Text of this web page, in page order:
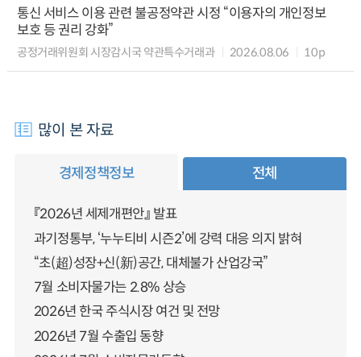
통신 서비스 이용 관련 불공정약관 시정 “이용자의 개인정보
보호 등 권리 강화”
공정거래위원회 시장감시국 약관특수거래과 2026.08.06 10p
많이 본 자료
경제정책정보 전체
『2026년 세제개편안』 발표
과기정통부, ‘누누티비 시즌2’에 강력 대응 의지 밝혀
“초(超)성장+신(新)공간, 대체불가 산업강국”
7월 소비자물가는 2.8% 상승
2026년 한국 주식시장 여건 및 전망
2026년 7월 수출입 동향